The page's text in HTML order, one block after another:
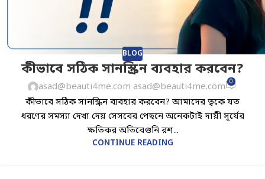
BLOG
কীভাবে সঠিক সানস্ক্রিন ব্যবহার করবেন?
asad@beauti4me.com asad@beauti4me.com 0
কীভাবে সঠিক সানস্ক্রিন ব্যবহার করবেন? আমাদের ত্বকে যত
ধরণের সমস্যা দেখা দেয় সেসবের পেছনে অনেকটাই দায়ী সূর্যের
ক্ষতিকর অতিবেগুনি রশ...
CONTINUE READING